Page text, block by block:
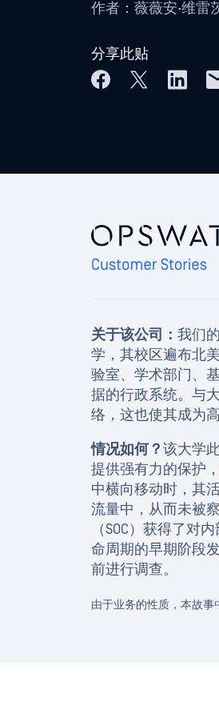
作者： 薇薇安·维雷
分享此贴
关于该公司： 我们
学，其校区遍布北
验室、学术部门、
据的行政系统。与
络，这也使其成为
情况如何？该大学
提供强有力的保护
中横向移动时，其
流量中，从而未被
（SOC）获得了对
命周期的早期阶段
前进行调查。
由于业务的性质，本故事